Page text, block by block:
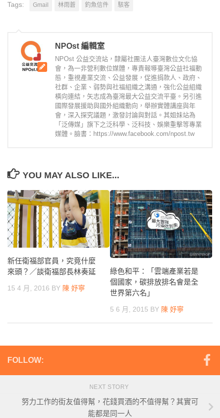
Tags: Gmail 林雨蒼 釣魚信件 駭客
NPOst 編輯室
NPOst 公益交流站，隸屬社團法人臺灣數位文化協
會，為一非營利數位媒體，專責報導臺灣公益社福動
態，重視產業交流、公益發展，促進捐款人、政府、
社群、企業、弱勢與社福組織之溝通，強化公益組織
橫向連結，矢志成為臺灣最大公益交流平臺。另引進
國際發展援助與國外組織動向，舉辦實體講座與年
會，深入探究議題，激發討論與對話。其姐妹站為
「泛傳媒」旗下之泛科學、泛科技、娛樂重擊等專業
媒體。臉書：https://www.facebook.com/npost.tw
YOU MAY ALSO LIKE...
新任衛福部官員，究竟什麼
來頭？／談衛福部長林奏延
15 4 月, 2016 BY 陳 妤寧
綠色和平：「雲端產業若是
個國家，碳排放排名會是全
世界第六名」
5 6 月, 2015 BY 陳 妤寧
FOLLOW:
NEXT STORY
努力工作的街友值得幫，花錢買酒的不值得幫？其實可
能都是同一人